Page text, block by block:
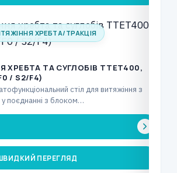
ХРЕБТА/ТРАКЦІЯ
ХРЕБТА ТА СУГЛОБІВ TTET400,
/ S2/F4)
стіл для витяжіння з
поєднанні з блоком…
ПЕРЕГЛЯД